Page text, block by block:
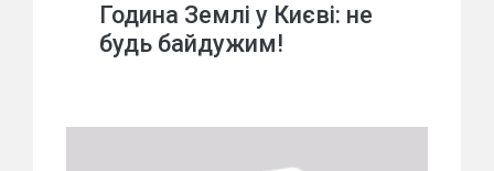
Година Землі у Києві: не
будь байдужим!